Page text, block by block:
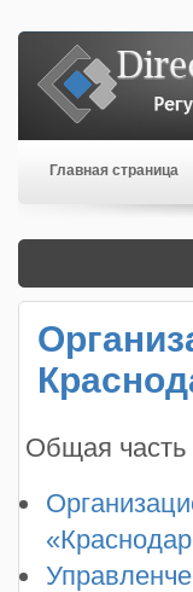
Главная страница
Общая часть